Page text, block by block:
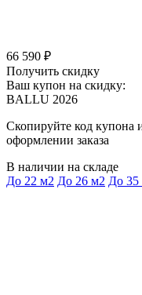
66 590 ₽
Получить скидку
Ваш купон на скидку:
BALLU 2026
Скопируйте код купона
оформлении заказа
В наличии на складе
До 22 м2 До 26 м2 До 35